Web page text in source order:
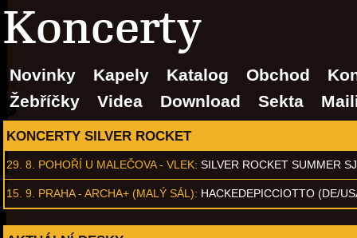
Koncerty
Novinky Kapely Katalog Obchod
Žebříčky
Videa Download Sekta
KONCERTY SILVER ROCKET
29. 8. POHOŘÍ U MALEČOVA - VLEK: SILVER ROCKET SUMMER
15. 9. PRAHA - ARCHA+ (MALÝ SÁL): HACKEDEPICCIOTTO (DE/